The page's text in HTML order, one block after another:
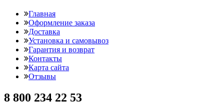
Главная
Оформление заказа
Доставка
Установка и самовывоз
Гарантия и возврат
Контакты
Карта сайта
Отзывы
8 800 234 22 53